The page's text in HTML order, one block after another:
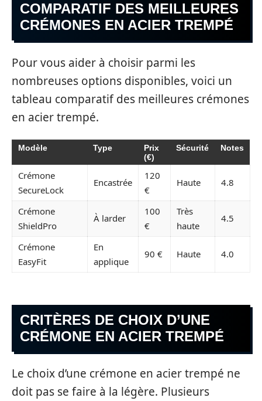
COMPARATIF DES MEILLEURES
CRÉMONES EN ACIER TREMPÉ
Pour vous aider à choisir parmi les
nombreuses options disponibles, voici un
tableau comparatif des meilleures crémones
en acier trempé.
Modèle Type
Prix
(€)
Sécurité Notes
Crémone
SecureLock
Encastrée
120
€
Haute 4.8
Crémone
ShieldPro
À larder
100
€
Très
haute
4.5
Crémone
EasyFit
En
applique
90 € Haute 4.0
CRITÈRES DE CHOIX D’UNE
CRÉMONE EN ACIER TREMPÉ
Le choix d’une crémone en acier trempé ne
doit pas se faire à la légère. Plusieurs